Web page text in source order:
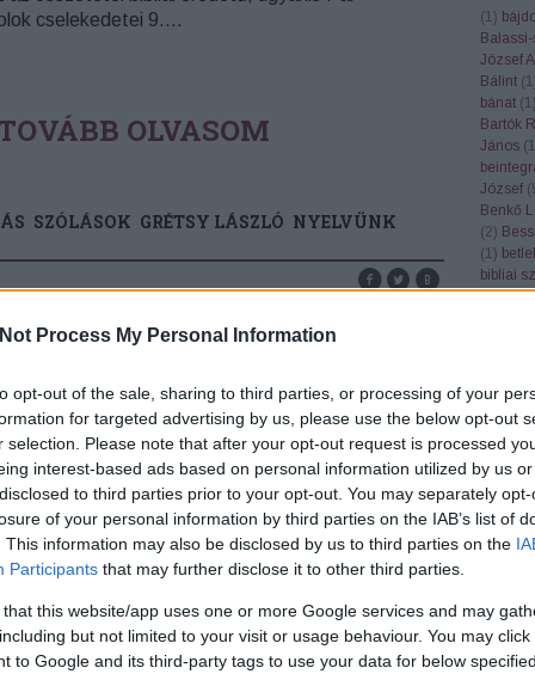
Process My Personal Information
opt-out of the sale, sharing to third parties, or processing of your
for targeted advertising by us, please use the below opt-out
selection. Please note that after your opt-out request is processed
interest-based ads based on personal information utilized by us
to third parties prior to your opt-out. You may separately
of your personal information by third parties on the IAB’s list of
This information may also be disclosed by us to third parties on the
Participants that may further disclose it to other third parties.
that this website/app uses one or more Google services and may
but not limited to your visit or usage behaviour. You may
to Google and its third-party tags to use your data for below
cselekedetei 9.…
OLVASOM
SZÓLÁSOK GRÉTSY LÁSZLÓ NYELVÜNK
KÖZMONDÁSOK IGAZ
tagadná, hogy a közmondások őseink évszázados
igazságait közvetítik nekünk. Eleink egy-egy
több formában, többször is
Most közreadunk közmondásokat,
11 soha el nem évülő igazságot szólaltatnak
Tessék böngészni, pszichológus életvezetési
(1 )
Balassi-
József
Bálint (1
bánat (1 )
Bartók
János (1
József (
Benkő
(2)
(1 )
bibliai
bízik (1)
(1)
(1)
(1 )
Cházár
( 4)